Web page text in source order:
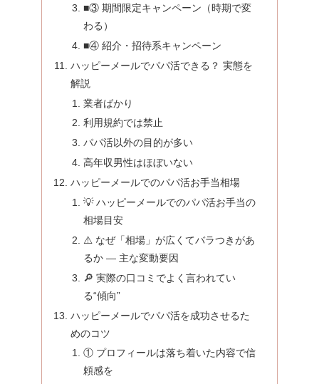
■③ 期間限定キャンペーン（時期で変
わる）
■④ 紹介・招待系キャンペーン
ハッピーメールでパパ活できる？ 実態を
解説
業者ばかり
利用規約では禁止
パパ活以外の目的が多い
高年収男性はほぼいない
ハッピーメールでのパパ活お手当相場
💡 ハッピーメールでのパパ活お手当の
相場目安
⚠️ なぜ「相場」が広くてバラつきがあ
るか — 主な変動要因
🔎 実際の口コミでよく言われてい
る“傾向”
ハッピーメールでパパ活を成功させるた
めのコツ
① プロフィールは落ち着いた内容で信
頼感を